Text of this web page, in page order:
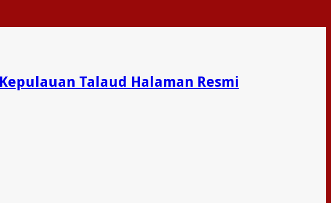
Talaud Halaman Resmi